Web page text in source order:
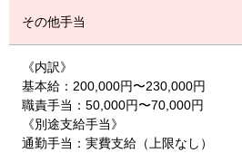
その他手当
《内訳》
基本給：200,000円〜230,000円
職責手当：50,000円〜70,000円
《別途支給手当》
通勤手当：実費支給（上限なし）